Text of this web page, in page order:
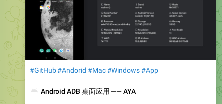
#GitHub#Andorid #Mac#Windows#App
Android ADB 桌面应用 —— AYA